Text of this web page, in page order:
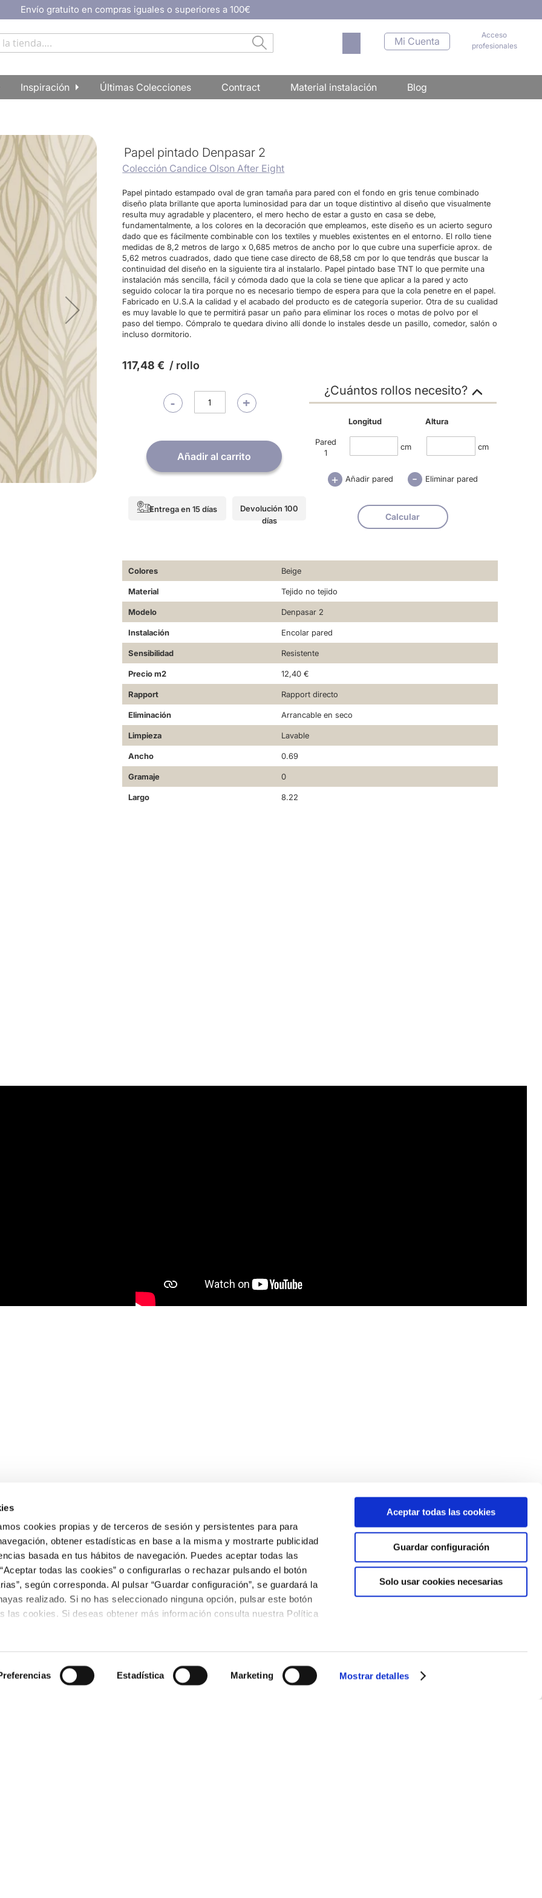
cookies propias y de terceros de sesión y persistentes para para
obtener estadísticas en base a la misma y mostrarte publicidad
basada en tus hábitos de navegación. Puedes aceptar todas las
todas las cookies” o configurarlas o rechazar pulsando el botón
según corresponda. Al pulsar “Guardar configuración”, se guardará la
realizado. Si no has seleccionado ninguna opción, pulsar este botón
las cookies. Si deseas obtener más información consulta nuestra Política
Estadística Marketing Mostrar detalles
Aceptar todas las cookies
Guardar configuración
Solo usar cookies necesarias
Envío gratuito en compras iguales o superiores a 100€
Acceso
profesionales
Mi Cuenta
Mi carrito
Inspiración Últimas Colecciones Contract Material instalación Blog
Papel pintado Denpasar 2
Colección Candice Olson After Eight
Papel pintado estampado oval de gran tamaña para pared con el fondo en gris tenue combinado
diseño plata brillante que aporta luminosidad para dar un toque distintivo al diseño que visualmente
resulta muy agradable y placentero, el mero hecho de estar a gusto en casa se debe,
fundamentalmente, a los colores en la decoración que empleamos, este diseño es un acierto seguro
dado que es fácilmente combinable con los textiles y muebles existentes en el entorno. El rollo tiene
medidas de 8,2 metros de largo x 0,685 metros de ancho por lo que cubre una superficie aprox. de
5,62 metros cuadrados, dado que tiene case directo de 68,58 cm por lo que tendrás que buscar la
continuidad del diseño en la siguiente tira al instalarlo. Papel pintado base TNT lo que permite una
instalación más sencilla, fácil y cómoda dado que la cola se tiene que aplicar a la pared y acto
seguido colocar la tira porque no es necesario tiempo de espera para que la cola penetre en el papel.
Fabricado en U.S.A la calidad y el acabado del producto es de categoría superior. Otra de su cualidad
es muy lavable lo que te permitirá pasar un paño para eliminar los roces o motas de polvo por el
paso del tiempo. Cómpralo te quedara divino allí donde lo instales desde un pasillo, comedor, salón o
incluso dormitorio.
117,48 € / rollo
- +
Añadir al carrito
Entrega en 15 días
Devolución 100
días
¿Cuántos rollos necesito?
Longitud Altura
Pared
1
cm cm
+ Añadir pared - Eliminar pared
Calcular
Información
Colores Beige
Material Tejido no tejido
Modelo Denpasar 2
Instalación Encolar pared
Sensibilidad Resistente
Precio m2 12,40 €
Rapport Rapport directo
Eliminación Arrancable en seco
Limpieza Lavable
Ancho 0.69
Gramaje 0
Largo 8.22